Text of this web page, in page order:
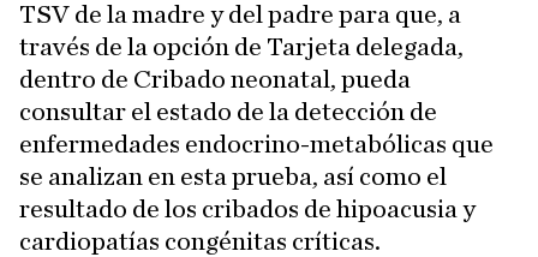
TSV de la madre y del padre para que, a
través de la opción de Tarjeta delegada,
dentro de Cribado neonatal, pueda
consultar el estado de la detección de
enfermedades endocrino-metabólicas que
se analizan en esta prueba, así como el
resultado de los cribados de hipoacusia y
cardiopatías congénitas críticas.